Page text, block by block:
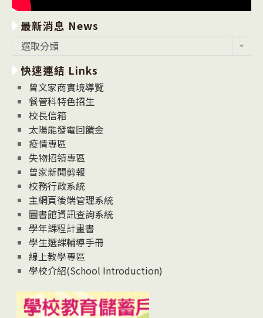
最新消息 News
消
息
News
選取分類
快速連結 Links
曾文家商實境導覽
餐管科特色招生
校長信箱
太陽能發電回饋金
疫情專區
失物招領專區
曾家新聞剪報
校務行政系統
主網頁後端管理系統
圖書館資訊查詢系統
學年課程計畫書
學生選課輔導手冊
線上教學專區
學校介紹(School Introduction)